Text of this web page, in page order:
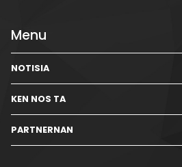
Menu
NOTISIA
KEN NOS TA
PARTNERNAN